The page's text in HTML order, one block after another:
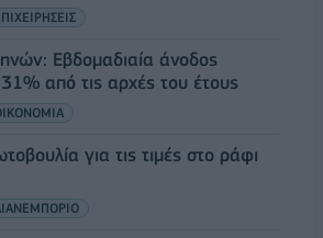
Εβδομαδιαία άνοδος
από τις αρχές του έτους
για τις τιμές στο ράφι